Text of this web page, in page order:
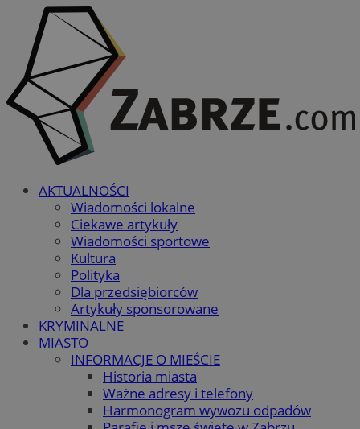
AKTUALNOŚCI
Wiadomości lokalne
Ciekawe artykuły
Wiadomości sportowe
Kultura
Polityka
Dla przedsiębiorców
Artykuły sponsorowane
KRYMINALNE
MIASTO
INFORMACJE O MIEŚCIE
Historia miasta
Ważne adresy i telefony
Harmonogram wywozu odpadów